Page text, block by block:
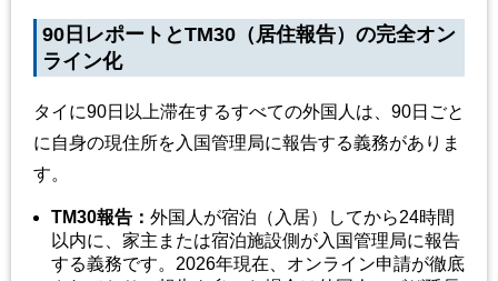
90日レポートとTM30（居住報告）の完全オン
ライン化
タイに90日以上滞在するすべての外国人は、90日ごと
に自身の現住所を入国管理局に報告する義務がありま
す。
TM30報告 ： 外国人が宿泊（入居）してから24時間
以内に、家主または宿泊施設側が入国管理局に報告
する義務です。2026年現在、オンライン申請が徹底